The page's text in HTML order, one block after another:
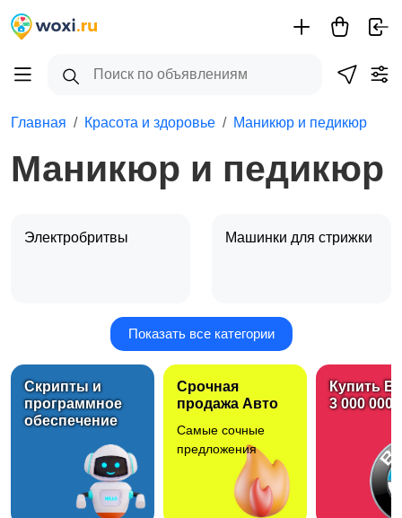
Главная Красота и здоровье Маникюр и педикюр
Маникюр и педикюр
Электробритвы Машинки для стрижки
Маникюр и педикюр
Товары для здоровья Парфюмерия
Показать все категории
Скрипты и
программное
обеспечение
Срочная
продажа Авто
Самые сочные
предложения
Купить
3 000 000